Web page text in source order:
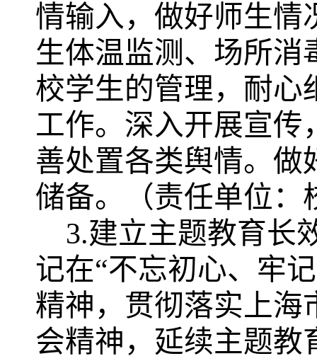
情输入，做好师生情
生体温监测、场所消
校学生的管理，耐心
工作。深入开展宣传
善处置各类舆情。做
储备。
（责任单位
3.建立主题教育长
记在“不忘初心、牢
精神，贯彻落实上海
会精神， 延续主题教